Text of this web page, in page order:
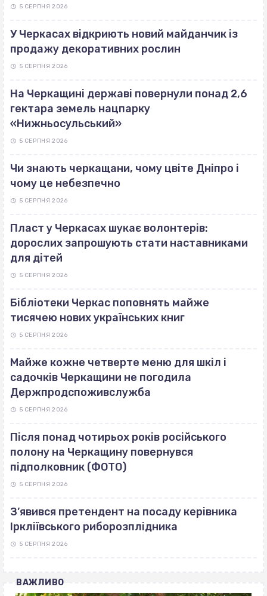
5 СЕРПНЯ 2026
У Черкасах відкриють новий майданчик із
продажу декоративних рослин
5 СЕРПНЯ 2026
На Черкащині державі повернули понад 2,6
гектара земель нацпарку
«Нижньосульський»
5 СЕРПНЯ 2026
Чи знають черкащани, чому цвіте Дніпро і
чому це небезпечно
5 СЕРПНЯ 2026
Пласт у Черкасах шукає волонтерів:
дорослих запрошують стати наставниками
для дітей
5 СЕРПНЯ 2026
Бібліотеки Черкас поповнять майже
тисячею нових українських книг
5 СЕРПНЯ 2026
Майже кожне четверте меню для шкіл і
садочків Черкащини не погодила
Держпродспоживслужба
5 СЕРПНЯ 2026
Після понад чотирьох років російського
полону на Черкащину повернувся
підполковник (ФОТО)
5 СЕРПНЯ 2026
З’явився претендент на посаду керівника
Іркліївського риборозплідника
5 СЕРПНЯ 2026
ВАЖЛИВО